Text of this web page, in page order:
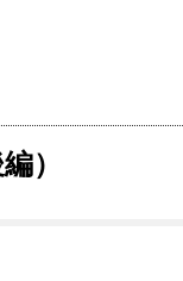
）